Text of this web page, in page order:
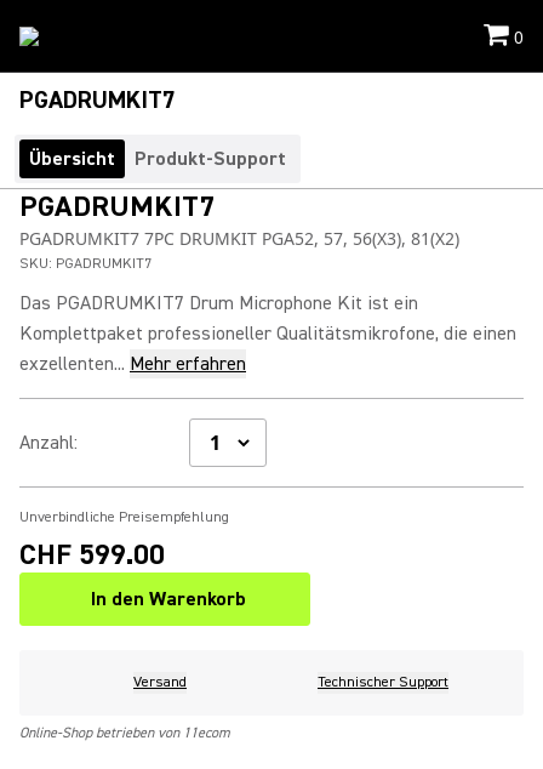
0
PGADRUMKIT7
Übersicht Produkt-Support
PGADRUMKIT7
PGADRUMKIT7 7PC DRUMKIT PGA52, 57, 56(X3), 81(X2)
SKU: PGADRUMKIT7
Das PGADRUMKIT7 Drum Microphone Kit ist ein
Komplettpaket professioneller Qualitätsmikrofone, die einen
exzellenten... Mehr erfahren
Anzahl:
Unverbindliche Preisempfehlung
CHF 599.00
In den Warenkorb
Versand Technischer Support
Online-Shop betrieben von 11ecom